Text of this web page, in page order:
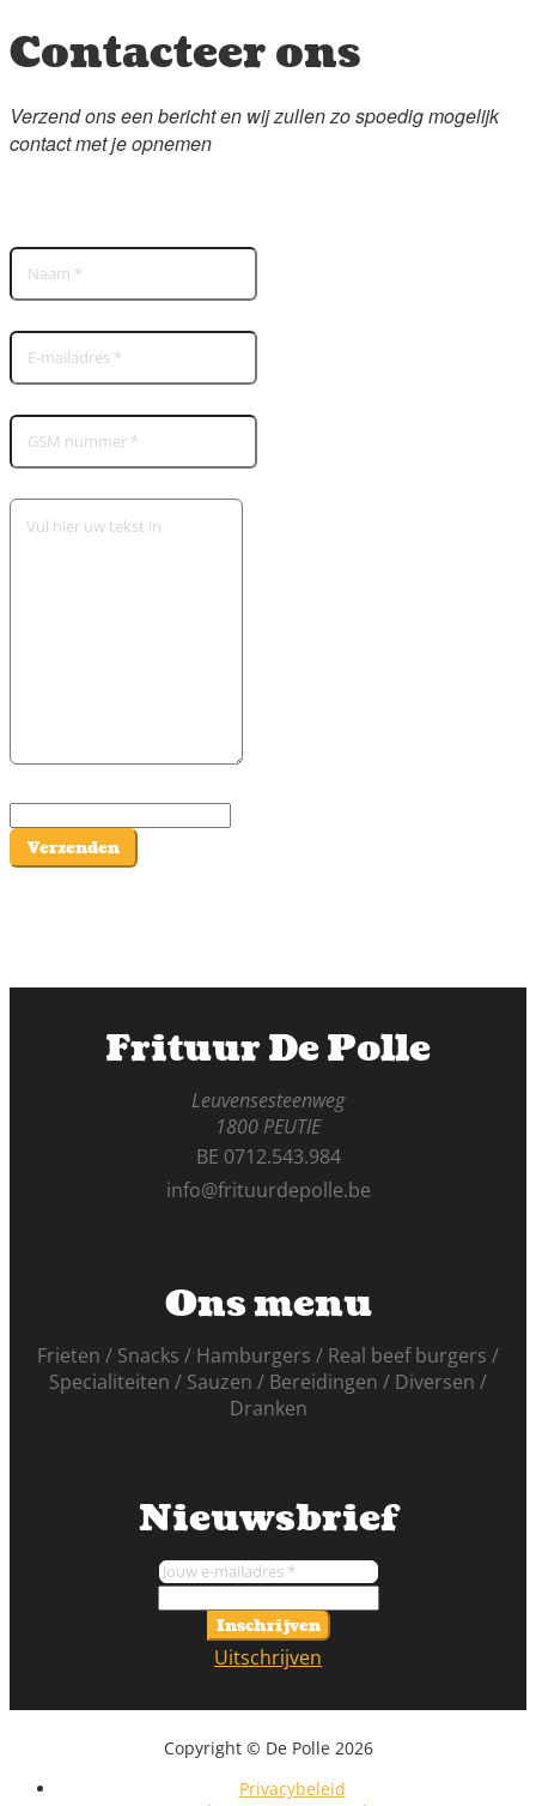
Contacteer ons
Verzend ons een bericht en wij zullen zo spoedig mogelijk
contact met je opnemen
Verzenden
Frituur De Polle
Leuvensesteenweg
1800 PEUTIE
BE 0712.543.984
info@frituurdepolle.be
Ons menu
Frieten Snacks Hamburgers
Real beef burgers
Specialiteiten
Sauzen Bereidingen
Diversen
Dranken
Nieuwsbrief
Inschrijven
Uitschrijven
Copyright © De Polle 2026
Privacybeleid